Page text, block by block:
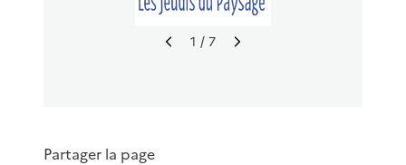
1 / 7
Partager la page